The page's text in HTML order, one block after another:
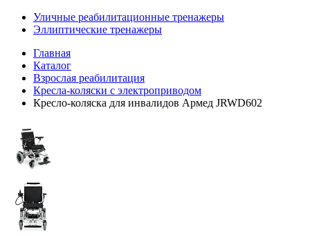
Уличные реабилитационные тренажеры
Эллиптические тренажеры
Главная
Каталог
Взрослая реабилитация
Кресла-коляски с электроприводом
Кресло-коляска для инвалидов Армед JRWD602